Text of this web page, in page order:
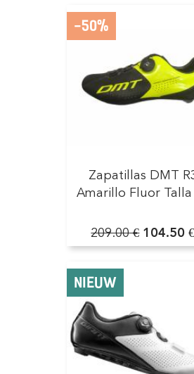
Zapatillas DMT
Amarillo Fluor Talla
209.00 €104.50
-50%
NIEUW